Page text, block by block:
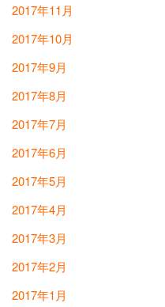
2017年11月
2017年10月
2017年9月
2017年8月
2017年7月
2017年6月
2017年5月
2017年4月
2017年3月
2017年2月
2017年1月